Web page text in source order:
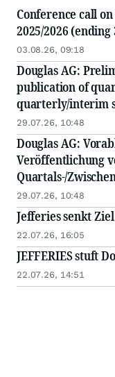
Conference call
2025/2026 (ending
03.08.26, 09:18
Douglas AG:
publication of
quarterly/interim
29.07.26, 10:48
Douglas AG:
Veröffentlichung
Quartals-/
29.07.26, 10:48
Jefferies senkt
22.07.26, 16:05
JEFFERIES stuft
22.07.26, 14:51